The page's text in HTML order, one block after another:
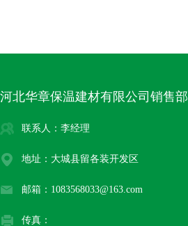
河北华章保温建材有限公司销售部
联系人：李经理
地址：大城县留各装开发区
邮箱：1083568033@163.com
传真：